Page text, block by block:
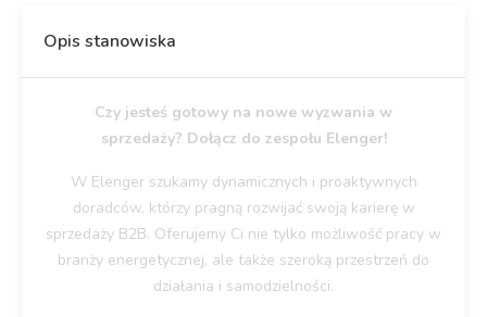
Opis stanowiska
Czy jesteś gotowy na nowe wyzwania w
sprzedaży? Dołącz do zespołu Elenger!
W Elenger szukamy dynamicznych i proaktywnych
doradców, którzy pragną rozwijać swoją karierę w
sprzedaży B2B. Oferujemy Ci nie tylko możliwość pracy w
branży energetycznej, ale także szeroką przestrzeń do
działania i samodzielności.